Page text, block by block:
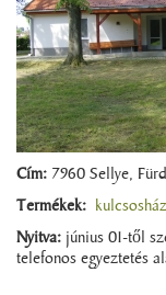
Cím: 7960 Sellye,
Termékek: kulcsosház
Nyitva: június 01-től
telefonos egyeztetés